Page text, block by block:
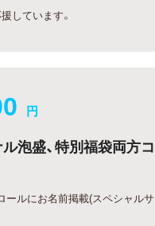
しています。
円
泡盛、特別福袋両方
ールにお名前掲載(スペシャル